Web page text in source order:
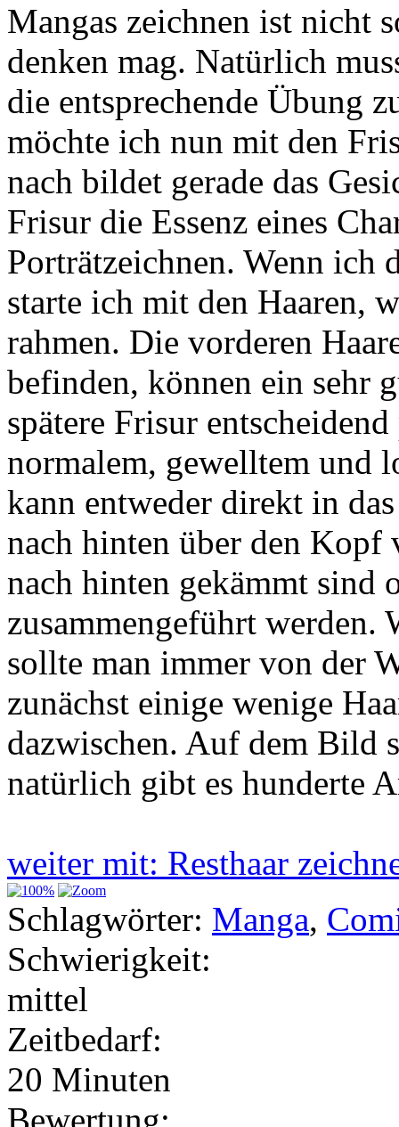
Mangas zeichnen ist nicht
denken mag. Natürlich
die entsprechende Übung
möchte ich nun mit den
nach bildet gerade das
Frisur die Essenz eines
Porträtzeichnen. Wenn ich
starte ich mit den Haaren,
rahmen. Die vorderen
befinden, können ein sehr
spätere Frisur
normalem, gewelltem und
kann entweder direkt in
nach hinten über den Kopf
nach hinten gekämmt sind
zusammengeführt werden.
sollte man immer von der
zunächst einige wenige
dazwischen. Auf dem Bild
natürlich gibt es hunderte
weiter mit: Resthaar
Schlagwörter: Manga,
Schwierigkeit:
mittel
Zeitbedarf:
20 Minuten
Bewertung: